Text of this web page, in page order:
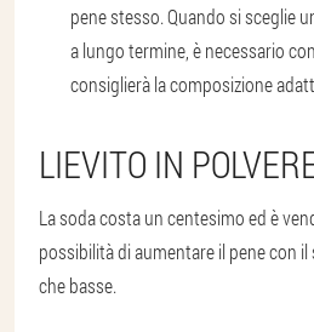
pene stesso. Quando si sceglie
a lungo termine, è necessario
consiglierà la composizione
LIEVITO IN
La soda costa un centesimo ed è
possibilità di aumentare il pene con
che basse.